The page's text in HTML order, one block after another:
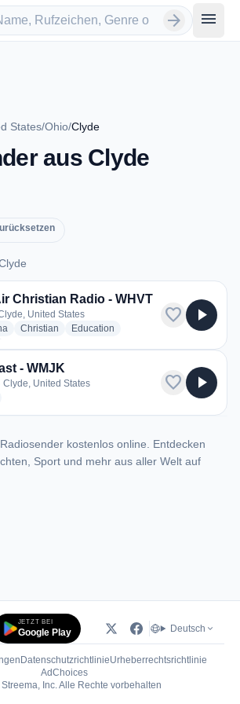
arrow_forward menu
States/Ohio/Clyde
aus Clyde
Clyde
Christian Radio - WHVT
United States
radio stations
Christian radio stations
Education
favorite play_arrow
- WMJK
Clyde, United States
stations
favorite play_arrow
kostenlos online. Entdecken
Sport und mehr aus aller Welt auf
JETZT BEI
Google Play Deutsch
DatenschutzrichtlinieUrheberrechtsrichtlinie
AdChoices(öffnet in neuem Tab)
Inc. Alle Rechte vorbehalten